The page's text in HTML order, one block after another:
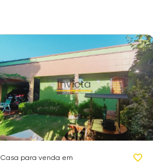
Casa para venda em